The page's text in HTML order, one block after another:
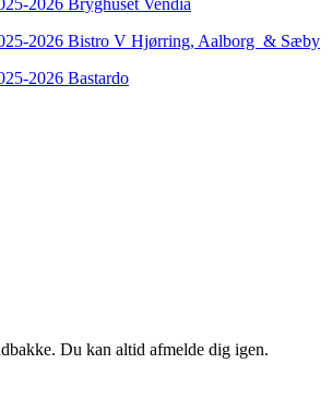
2026 Bryghuset Vendia
2026 Bistro V Hjørring, Aalborg & Sæby
2026 Bastardo
Du kan altid afmelde dig igen.